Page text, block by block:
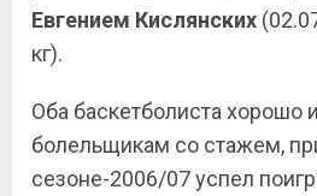
Евгением Кислянских
кг).
Оба баскетболиста хорошо
болельщикам со стажем,
сезоне-2006/07 успел